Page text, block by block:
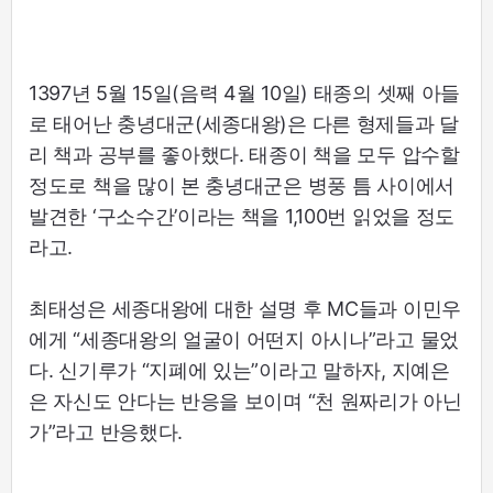
1397년 5월 15일(음력 4월 10일) 태종의 셋째 아들
로 태어난 충녕대군(세종대왕)은 다른 형제들과 달
리 책과 공부를 좋아했다. 태종이 책을 모두 압수할
정도로 책을 많이 본 충녕대군은 병풍 틈 사이에서
발견한 ‘구소수간’이라는 책을 1,100번 읽었을 정도
라고.
최태성은 세종대왕에 대한 설명 후 MC들과 이민우
에게 “세종대왕의 얼굴이 어떤지 아시나”라고 물었
다. 신기루가 “지폐에 있는”이라고 말하자, 지예은
은 자신도 안다는 반응을 보이며 “천 원짜리가 아닌
가”라고 반응했다.